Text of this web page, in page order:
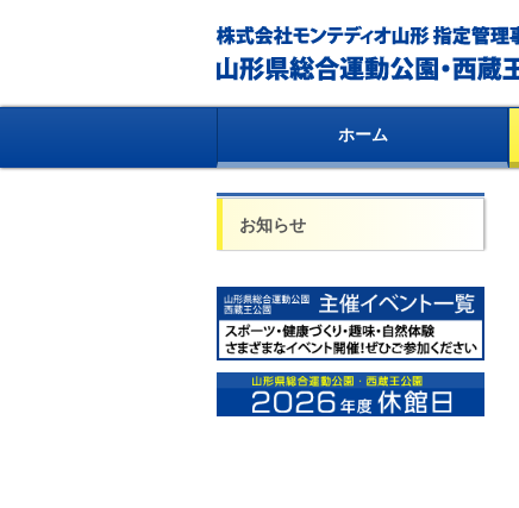
ホーム
お知らせ